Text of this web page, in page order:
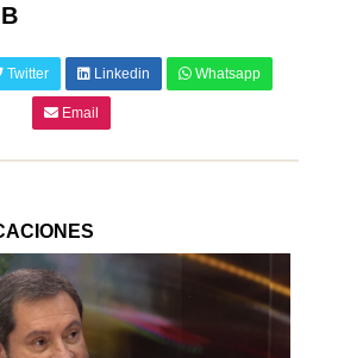
Twitter Linkedin Whatsapp
Email